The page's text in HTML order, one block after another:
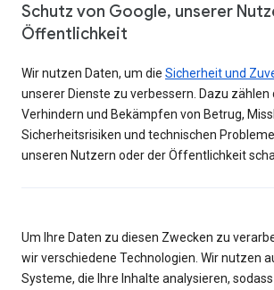
Schutz von Google, unserer
Öffentlichkeit
Wir nutzen Daten, um die Sicherheit und
unserer Dienste zu verbessern. Dazu zählen
Verhindern und Bekämpfen von Betrug,
Sicherheitsrisiken und technischen
unseren Nutzern oder der Öffentlichkeit
Um Ihre Daten zu diesen Zwecken zu
wir verschiedene Technologien. Wir nutzen
Systeme, die Ihre Inhalte analysieren,